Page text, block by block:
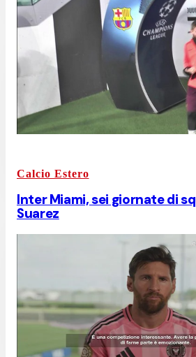
Calcio Estero
Inter Miami, sei giornate di
Suarez